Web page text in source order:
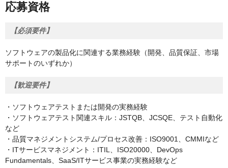
応募資格
【必須要件】
ソフトウェアの製品化に関連する業務経験（開発、品質保証、市場
サポートのいずれか）
【歓迎要件】
・ソフトウェアテストまたは開発の実務経験
・ソフトウェアテスト関連スキル：JSTQB、JCSQE、テスト自動化
など
・品質マネジメントシステム/プロセス改善：ISO9001、CMMIなど
・ITサービスマネジメント：ITIL、ISO20000、DevOps
Fundamentals、SaaS/ITサービス事業の実務経験など